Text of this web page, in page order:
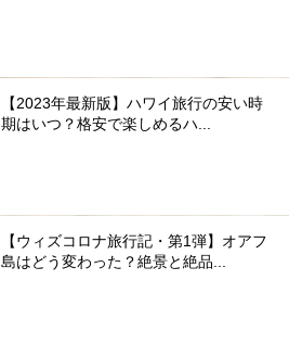
【2023年最新版】ハワイ旅行の安い時
期はいつ？格安で楽しめるハ...
【ウィズコロナ旅行記・第1弾】オアフ
島はどう変わった？絶景と絶品...